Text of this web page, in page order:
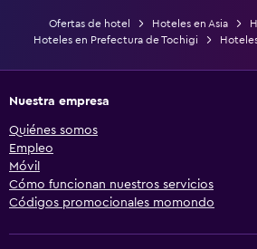
Ofertas de hotel Hoteles en Asia
Hoteles en Prefectura de Tochigi
Nuestra empresa
Quiénes somos
Empleo
Móvil
Cómo funcionan nuestros servicios
Códigos promocionales momondo